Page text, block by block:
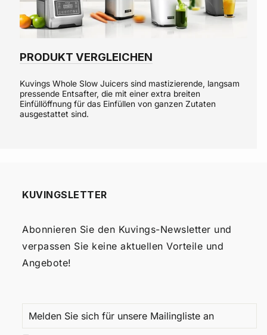
PRODUKT VERGLEICHEN
Kuvings Whole Slow Juicers sind mastizierende, langsam
pressende Entsafter, die mit einer extra breiten
Einfüllöffnung für das Einfüllen von ganzen Zutaten
ausgestattet sind.
KUVINGSLETTER
Abonnieren Sie den Kuvings-Newsletter und
verpassen Sie keine aktuellen Vorteile und
Angebote!
MELDEN
SIE
ABONNIEREN